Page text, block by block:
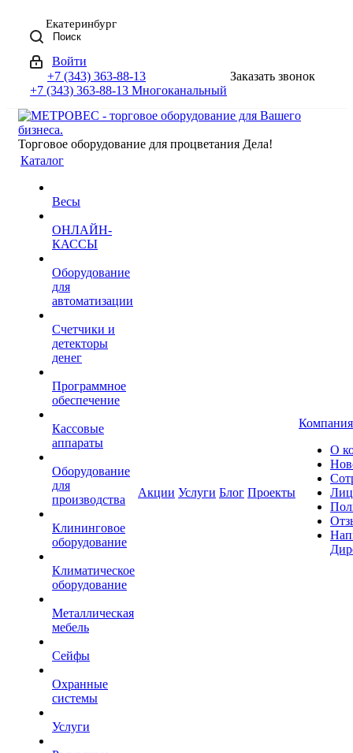
Екатеринбург
Поиск
Войти
+7 (343) 363-88-13
+7 (343) 363-88-13 Многоканальный
Заказать звонок
Торговое оборудование для процветания Дела!
Каталог
Весы
ОНЛАЙН-
КАССЫ
Оборудование
для
автоматизации
Счетчики и
детекторы
денег
Программное
обеспечение
Кассовые
аппараты
Оборудование
для
производства
Клининговое
оборудование
Климатическое
оборудование
Металлическая
мебель
Сейфы
Охранные
системы
Услуги
Акции Услуги Блог Проекты
Компания
О